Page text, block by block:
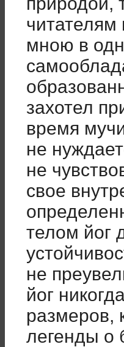
мною в
захотел
время
не
не
свое
телом йог
не
йог
размеров,
легенды о